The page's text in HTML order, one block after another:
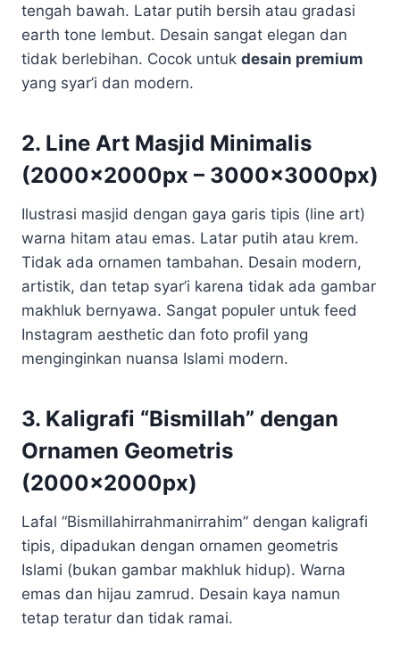
tengah bawah. Latar putih bersih atau gradasi
earth tone lembut. Desain sangat elegan dan
tidak berlebihan. Cocok untuk desain premium
yang syar’i dan modern.
2. Line Art Masjid Minimalis
(2000x2000px – 3000x3000px)
Ilustrasi masjid dengan gaya garis tipis (line art)
warna hitam atau emas. Latar putih atau krem.
Tidak ada ornamen tambahan. Desain modern,
artistik, dan tetap syar’i karena tidak ada gambar
makhluk bernyawa. Sangat populer untuk feed
Instagram aesthetic dan foto profil yang
menginginkan nuansa Islami modern.
3. Kaligrafi “Bismillah” dengan
Ornamen Geometris
(2000x2000px)
Lafal “Bismillahirrahmanirrahim” dengan kaligrafi
tipis, dipadukan dengan ornamen geometris
Islami (bukan gambar makhluk hidup). Warna
emas dan hijau zamrud. Desain kaya namun
tetap teratur dan tidak ramai.